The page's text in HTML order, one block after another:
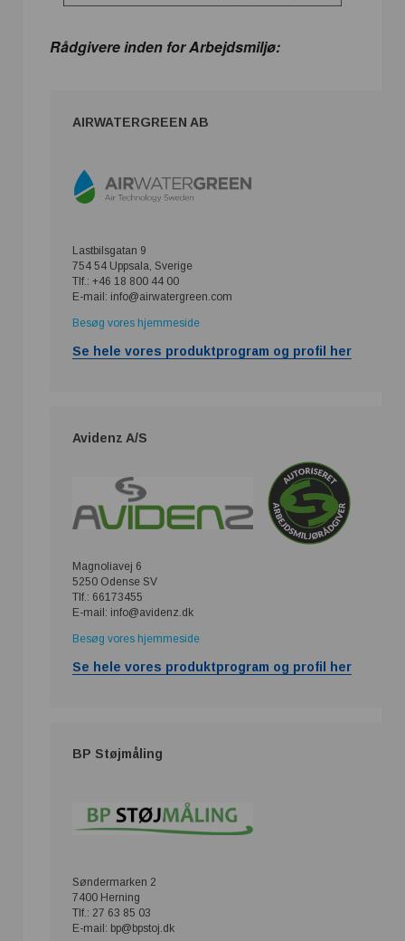
Rådgivere inden for Arbejdsmiljø:
AIRWATERGREEN AB
Lastbilsgatan 9
754 54 Uppsala, Sverige
Tlf.: +46 18 800 44 00
E-mail: info@airwatergreen.com
Besøg vores hjemmeside
Se hele vores produktprogram og profil her
Avidenz A/S
Magnoliavej 6
5250 Odense SV
Tlf.: 66173455
E-mail: info@avidenz.dk
Besøg vores hjemmeside
Se hele vores produktprogram og profil her
BP Støjmåling
Søndermarken 2
7400 Herning
Tlf.: 27 63 85 03
E-mail: bp@bpstoj.dk